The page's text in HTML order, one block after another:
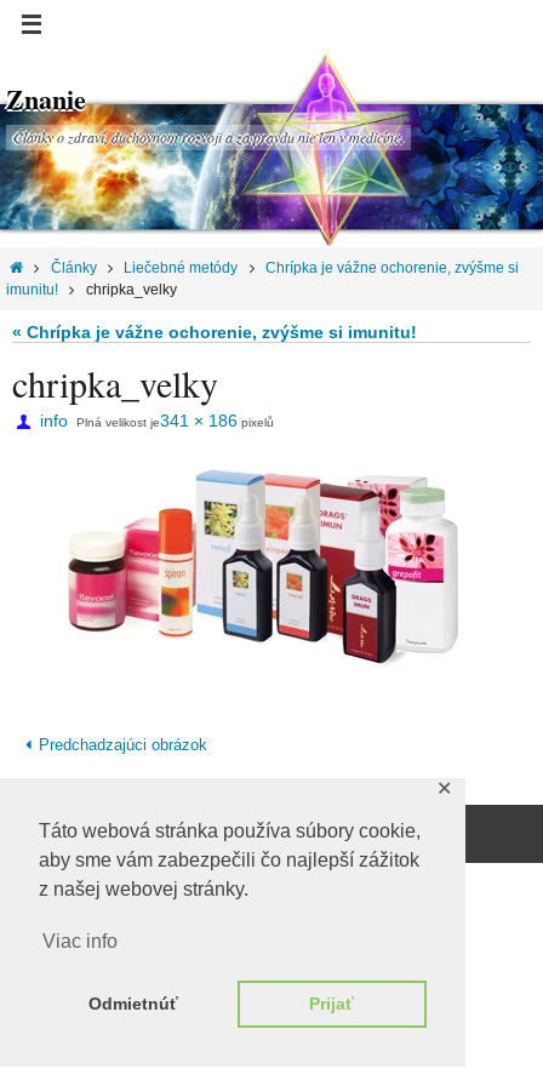
Táto webová stránka používa súbory cookie,
aby sme vám zabezpečili čo najlepší zážitok
z našej webovej stránky.
Viac info
Odmietnúť Prijať
✕
Znanie
Články o zdraví, duchovnom rozvoji a za pravdu nie len v medicíne.
Články Liečebné metódy
Chrípka je vážne ochorenie, zvýšme si
imunitu!
chripka_velky
« Chrípka je vážne ochorenie, zvýšme si imunitu!
chripka_velky
info Plná velikost je341 × 186 pixelů
Predchadzajúci obrázok
Beží naWordPress.